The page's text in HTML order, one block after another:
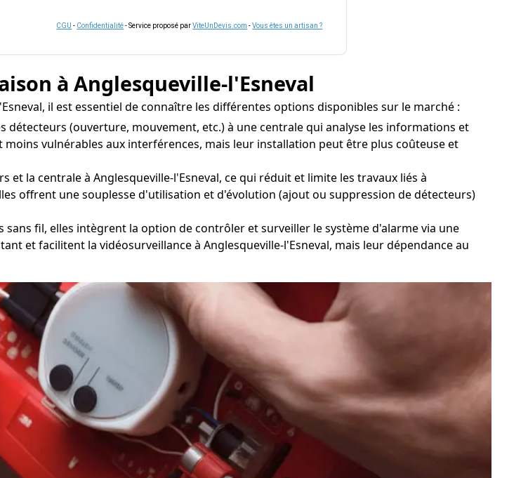
CGU - Confidentialité- Service proposé parViteUnDevis.com -Vous êtes un artisan ?
à Anglesqueville-l'Esneval
il est essentiel de connaître les différentes options disponibles sur le marché :
détecteurs (ouverture, mouvement, etc.) à une centrale qui analyse les informations et
vulnérables aux interférences, mais leur installation peut être plus coûteuse et
la centrale à Anglesqueville-l'Esneval, ce qui réduit et limite les travaux liés à
offrent une souplesse d'utilisation et d'évolution (ajout ou suppression de détecteurs)
fil, elles intègrent la option de contrôler et surveiller le système d'alarme via une
et facilitent la vidéosurveillance à Anglesqueville-l'Esneval, mais leur dépendance au